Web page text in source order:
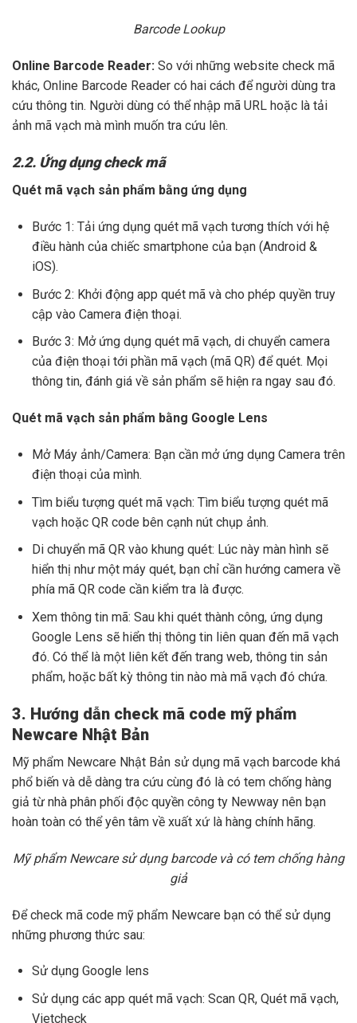
Barcode Lookup
Online Barcode Reader: So với những website check mã
khác, Online Barcode Reader có hai cách để người dùng tra
cứu thông tin. Người dùng có thể nhập mã URL hoặc là tải
ảnh mã vạch mà mình muốn tra cứu lên.
2.2. Ứng dụng check mã
Quét mã vạch sản phẩm bằng ứng dụng
Bước 1: Tải ứng dụng quét mã vạch tương thích với hệ
điều hành của chiếc smartphone của bạn (Android &
iOS).
Bước 2: Khởi động app quét mã và cho phép quyền truy
cập vào Camera điện thoại.
Bước 3: Mở ứng dụng quét mã vạch, di chuyển camera
của điện thoại tới phần mã vạch (mã QR) để quét. Mọi
thông tin, đánh giá về sản phẩm sẽ hiện ra ngay sau đó.
Quét mã vạch sản phẩm bằng Google Lens
Mở Máy ảnh/Camera: Bạn cần mở ứng dụng Camera trên
điện thoại của mình.
Tìm biểu tượng quét mã vạch: Tìm biểu tượng quét mã
vạch hoặc QR code bên cạnh nút chụp ảnh.
Di chuyển mã QR vào khung quét: Lúc này màn hình sẽ
hiển thị như một máy quét, bạn chỉ cần hướng camera về
phía mã QR code cần kiểm tra là được.
Xem thông tin mã: Sau khi quét thành công, ứng dụng
Google Lens sẽ hiển thị thông tin liên quan đến mã vạch
đó. Có thể là một liên kết đến trang web, thông tin sản
phẩm, hoặc bất kỳ thông tin nào mà mã vạch đó chứa.
3. Hướng dẫn check mã code mỹ phẩm
Newcare Nhật Bản
Mỹ phẩm Newcare Nhật Bản sử dụng mã vạch barcode khá
phổ biến và dễ dàng tra cứu cùng đó là có tem chống hàng
giả từ nhà phân phối độc quyền công ty Newway nên bạn
hoàn toàn có thể yên tâm về xuất xứ là hàng chính hãng.
Mỹ phẩm Newcare sử dụng barcode và có tem chống hàng
giả
Để check mã code mỹ phẩm Newcare bạn có thể sử dụng
những phương thức sau:
Sử dụng Google lens
Sử dụng các app quét mã vạch: Scan QR, Quét mã vạch,
Vietcheck